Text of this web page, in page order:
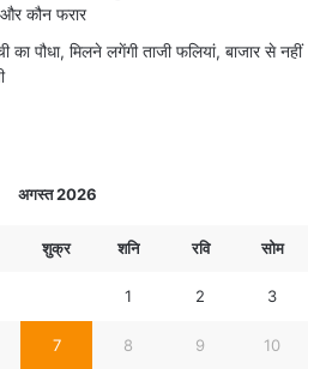
कौन फरार
पौधा, मिलने लगेंगी ताजी फलियां, बाजार से नहीं
अगस्त 2026
शुक्र शनि रवि सोम
1 2 3
7 8 9 10